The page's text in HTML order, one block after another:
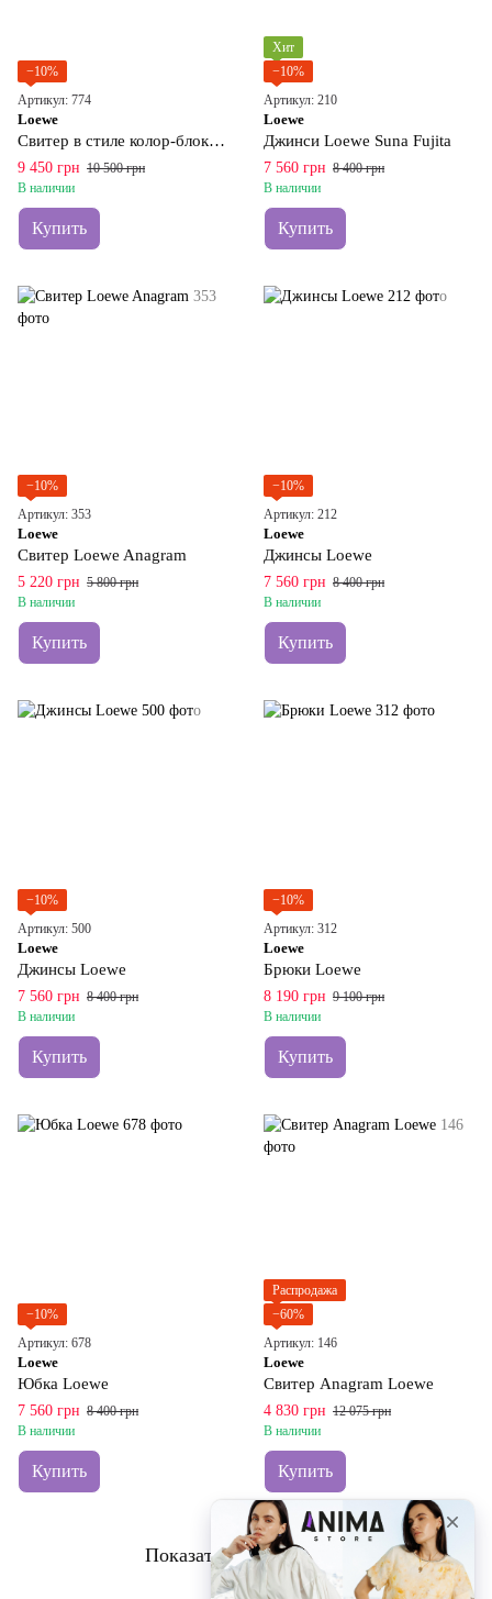
−10%
Артикул: 774
Loewe
Свитер в стиле колор-блок Loewe
9 450 грн 10 500 грн
В наличии
Купить
Хит
−10%
Артикул: 210
Loewe
Джинси Loewe Suna Fujita
7 560 грн 8 400 грн
В наличии
Купить
−10%
Артикул: 353
Loewe
Свитер Loewe Anagram
5 220 грн 5 800 грн
В наличии
Купить
−10%
Артикул: 212
Loewe
Джинсы Loewe
7 560 грн 8 400 грн
В наличии
Купить
−10%
Артикул: 500
Loewe
Джинсы Loewe
7 560 грн 8 400 грн
В наличии
Купить
−10%
Артикул: 312
Loewe
Брюки Loewe
8 190 грн 9 100 грн
В наличии
Купить
−10%
Артикул: 678
Loewe
Юбка Loewe
7 560 грн 8 400 грн
В наличии
Купить
Распродажа
−60%
Артикул: 146
Loewe
Свитер Anagram Loewe
4 830 грн 12 075 грн
В наличии
Купить
Показать еще 5 товаров